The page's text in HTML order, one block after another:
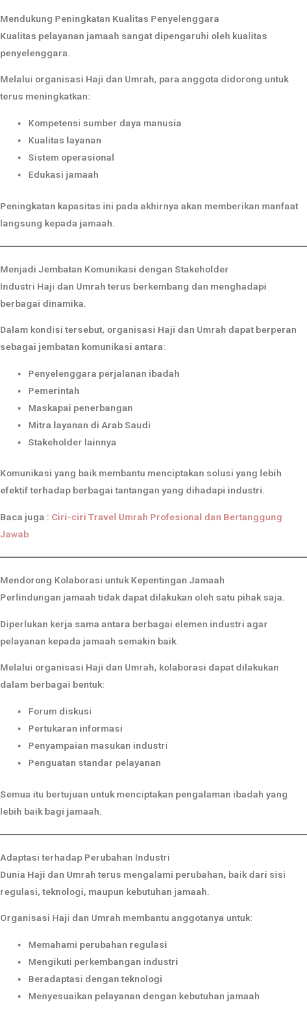
Mendukung Peningkatan Kualitas Penyelenggara
Kualitas pelayanan jamaah sangat dipengaruhi oleh kualitas
penyelenggara.
Melalui organisasi Haji dan Umrah, para anggota didorong untuk
terus meningkatkan:
Kompetensi sumber daya manusia
Kualitas layanan
Sistem operasional
Edukasi jamaah
Peningkatan kapasitas ini pada akhirnya akan memberikan manfaat
langsung kepada jamaah.
Menjadi Jembatan Komunikasi dengan Stakeholder
Industri Haji dan Umrah terus berkembang dan menghadapi
berbagai dinamika.
Dalam kondisi tersebut, organisasi Haji dan Umrah dapat berperan
sebagai jembatan komunikasi antara:
Penyelenggara perjalanan ibadah
Pemerintah
Maskapai penerbangan
Mitra layanan di Arab Saudi
Stakeholder lainnya
Komunikasi yang baik membantu menciptakan solusi yang lebih
efektif terhadap berbagai tantangan yang dihadapi industri.
Baca juga : Ciri-ciri Travel Umrah Profesional dan Bertanggung
Jawab
Mendorong Kolaborasi untuk Kepentingan Jamaah
Perlindungan jamaah tidak dapat dilakukan oleh satu pihak saja.
Diperlukan kerja sama antara berbagai elemen industri agar
pelayanan kepada jamaah semakin baik.
Melalui organisasi Haji dan Umrah, kolaborasi dapat dilakukan
dalam berbagai bentuk:
Forum diskusi
Pertukaran informasi
Penyampaian masukan industri
Penguatan standar pelayanan
Semua itu bertujuan untuk menciptakan pengalaman ibadah yang
lebih baik bagi jamaah.
Adaptasi terhadap Perubahan Industri
Dunia Haji dan Umrah terus mengalami perubahan, baik dari sisi
regulasi, teknologi, maupun kebutuhan jamaah.
Organisasi Haji dan Umrah membantu anggotanya untuk:
Memahami perubahan regulasi
Mengikuti perkembangan industri
Beradaptasi dengan teknologi
Menyesuaikan pelayanan dengan kebutuhan jamaah